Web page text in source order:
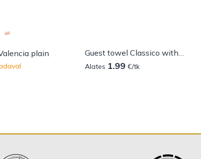
plain
Alates 1.99 €/tk